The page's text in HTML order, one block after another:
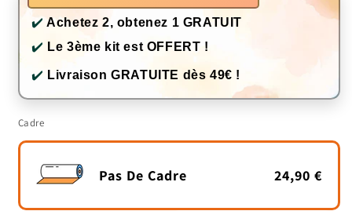
✔️ Achetez 2, obtenez 1 GRATUIT
✔️ Le 3ème kit est OFFERT !
✔️ Livraison GRATUITE dès 49€ !
Cadre
Pas De Cadre 24,90 €